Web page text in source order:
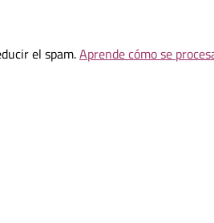
el spam.Aprende cómo se